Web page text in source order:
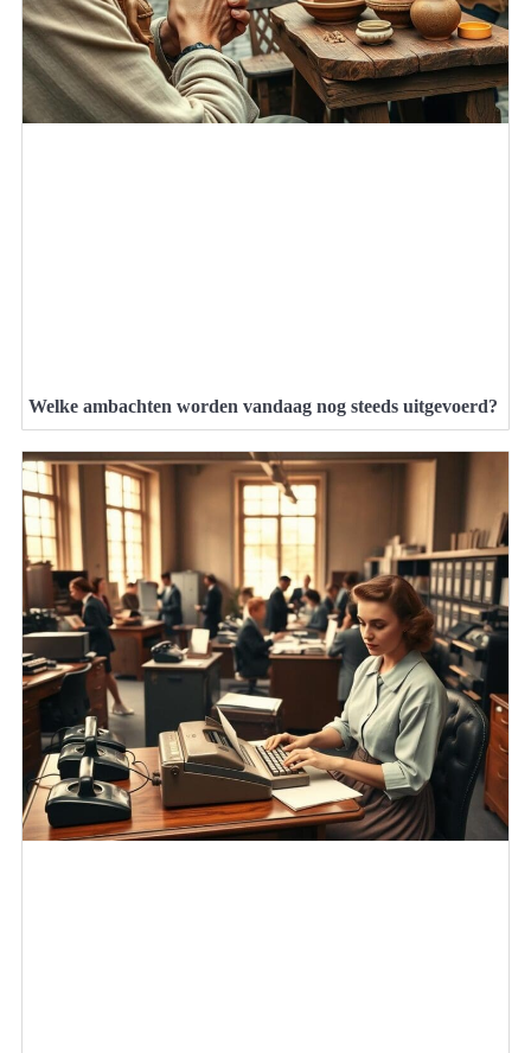
Welke ambachten worden vandaag nog steeds uitgevoerd?